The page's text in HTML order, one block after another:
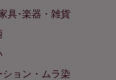
具･楽器・雑貨
ション・ムラ染